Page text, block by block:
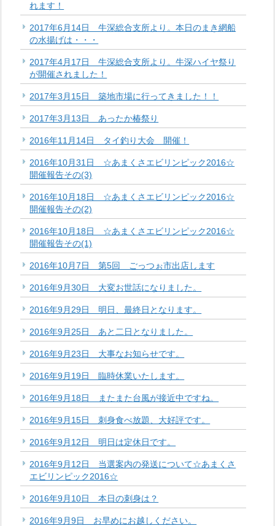
れます！
2017年6月14日 牛深総合支所より。本日のまき網船
の水揚げは・・・
2017年4月17日 牛深総合支所より。牛深ハイヤ祭り
が開催されました！
2017年3月15日 築地市場に行ってきました！！
2017年3月13日 あったか椿祭り
2016年11月14日 タイ釣り大会 開催！
2016年10月31日 ☆あまくさエビリンピック2016☆
開催報告その(3)
2016年10月18日 ☆あまくさエビリンピック2016☆
開催報告その(2)
2016年10月18日 ☆あまくさエビリンピック2016☆
開催報告その(1)
2016年10月7日 第5回 ごっつぉ市出店します
2016年9月30日 大変お世話になりました。
2016年9月29日 明日、最終日となります。
2016年9月25日 あと二日となりました。
2016年9月23日 大事なお知らせです。
2016年9月19日 臨時休業いたします。
2016年9月18日 またまた台風が接近中ですね。
2016年9月15日 刺身食べ放題、大好評です。
2016年9月12日 明日は定休日です。
2016年9月12日 当選案内の発送について☆あまくさ
エビリンピック2016☆
2016年9月10日 本日の刺身は？
2016年9月9日 お早めにお越しください。